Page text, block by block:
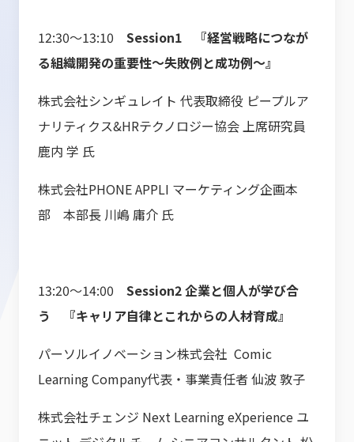
12:30～13:10 Session1 『経営戦略につなが
る組織開発の重要性～失敗例と成功例～』
株式会社シンギュレイト 代表取締役 ピープルア
ナリティクス&HRテクノロジー協会 上席研究員
鹿内 学 氏
株式会社PHONE APPLI マーケティング企画本
部 本部長 川嶋 庸介 氏
13:20～14:00 Session2 企業と個人が学び合
う 『キャリア自律とこれからの人材育成』
パーソルイノベーション株式会社 Comic
Learning Company代表・事業責任者 仙波 敦子
株式会社チェンジ Next Learning eXperience ユ